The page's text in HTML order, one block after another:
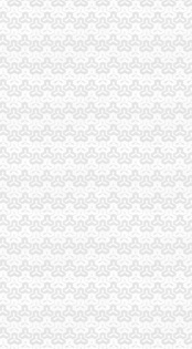
察员制度
食品安全百日专项执法行动成
点问题
红盾护民生”执法百日攻坚行动
动产押登记融资3亿元
潮
信市场创建活动开展况
革宣工作
讲二评三公示”活动
效
业培训教师及班主任联席会议